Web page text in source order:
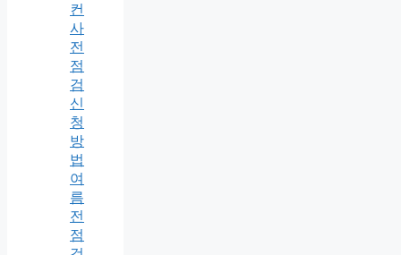
컨
사
전
점
검
신
청
방
법
여
름
전
점